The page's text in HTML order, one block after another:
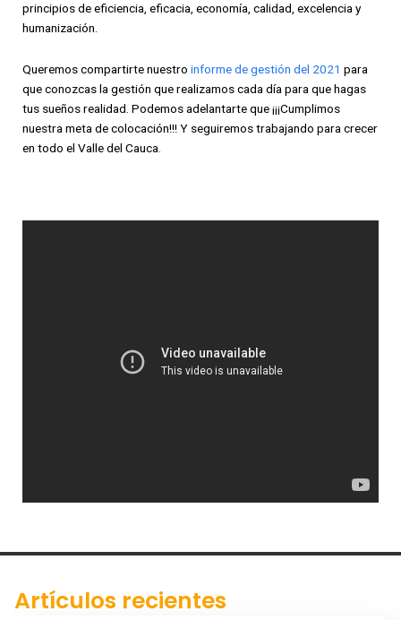
principios de eficiencia, eficacia, economía, calidad, excelencia y
humanización.
Queremos compartirte nuestro informe de gestión del 2021 para
que conozcas la gestión que realizamos cada día para que hagas
tus sueños realidad. Podemos adelantarte que ¡¡¡Cumplimos
nuestra meta de colocación!!! Y seguiremos trabajando para crecer
en todo el Valle del Cauca.
Artículos recientes